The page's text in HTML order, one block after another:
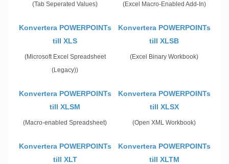
(Tab Seperated Values) (Excel Macro-Enabled Add-In)
Konvertera POWERPOINTs
till XLS
(Microsoft Excel Spreadsheet
(Legacy))
Konvertera POWERPOINTs
till XLSB
(Excel Binary Workbook)
Konvertera POWERPOINTs
till XLSM
(Macro-enabled Spreadsheet)
Konvertera POWERPOINTs
till XLSX
(Open XML Workbook)
Konvertera POWERPOINTs
till XLT
Konvertera POWERPOINTs
till XLTM